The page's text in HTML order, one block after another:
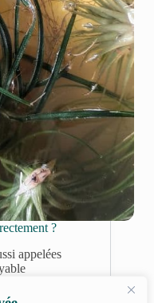
?
appelées